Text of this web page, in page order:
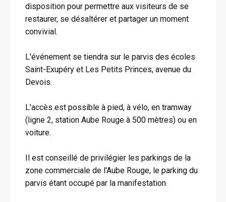
disposition pour permettre aux visiteurs de se
restaurer, se désaltérer et partager un moment
convivial.
L'événement se tiendra sur le parvis des écoles
Saint-Exupéry et Les Petits Princes, avenue du
Devois.
L'accès est possible à pied, à vélo, en tramway
(ligne 2, station Aube Rouge à 500 mètres) ou en
voiture.
Il est conseillé de privilégier les parkings de la
zone commerciale de l'Aube Rouge, le parking du
parvis étant occupé par la manifestation.